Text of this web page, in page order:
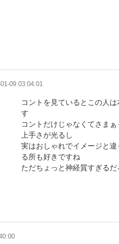
09 03:04:01
コントを見ているとこの人
す
コントだけじゃなくてさま
上手さが光るし
実はおしゃれでイメージと
る所も好きですね
ただちょっと神経質すぎる